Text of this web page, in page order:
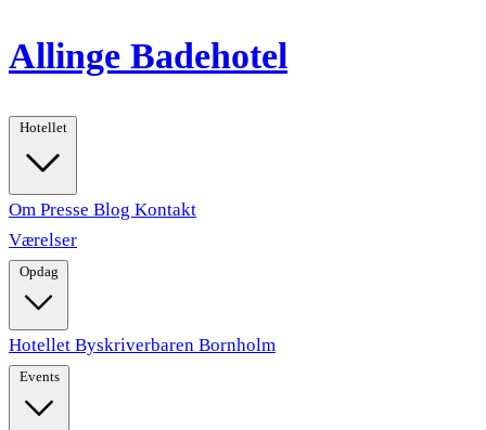
Allinge Badehotel
Hotellet
Om Presse Blog Kontakt
Værelser
Hotellet Byskriverbaren Bornholm
Events